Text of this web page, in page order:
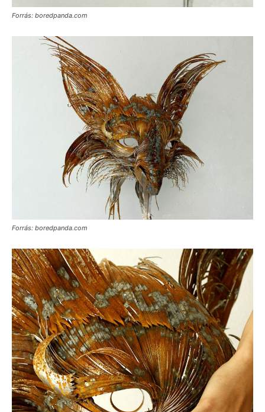
Forrás: boredpanda.com
Forrás: boredpanda.com